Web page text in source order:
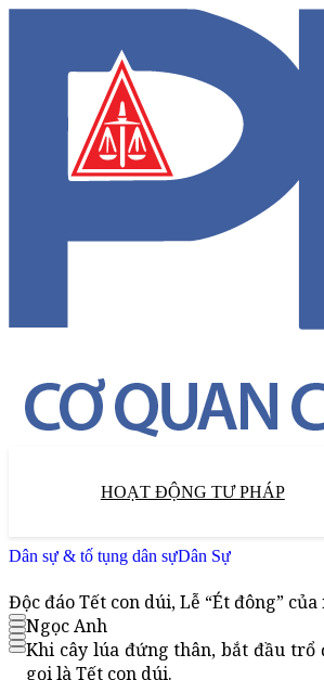
HOẠT ĐỘNG TƯ PHÁP
Dân sự & tố tụng dân sựDân Sự
Độc đáo Tết con dúi, Lễ “Ét đông”
Ngọc Anh
Khi cây lúa đứng thân, bắt đầu trổ
gọi là Tết con dúi.